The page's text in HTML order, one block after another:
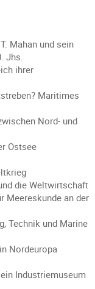
Mahan und sein
Jhs.
ihrer
Maritimes
Nord- und
Ostsee
die Weltwirtschaft
Meereskunde an der
Technik und Marine
Nordeuropa
Industriemuseum